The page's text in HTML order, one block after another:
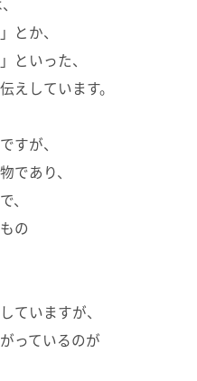
とか、
といった、
えしています。
すが、
であり、
、
の
ていますが、
っているのが